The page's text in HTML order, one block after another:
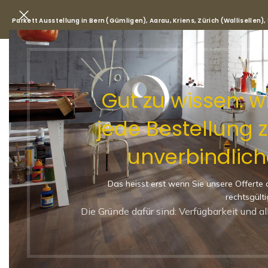
Gut zu wissen:
jede Bestellung
Das heisst erst wenn Sie unsere
Die Gründe dafür sind: Verfügbarkeit und
Parkett Ausstellung in Bern (Gümligen), Aarau, Kriens, Zürich
Start/Shop/Parkett/
Landhausdiele Eiche
Klick Parkett Live Pure
-
LIVE PURE LACK
138X2200X14MM 3.04M2/PACKET